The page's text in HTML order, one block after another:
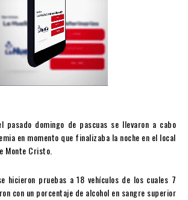
pasado domingo de pascuas se llevaron a cabo
en momento que finalizaba la noche en el local
Monte Cristo.
hicieron pruebas a 18 vehículos de los cuales 7
con un porcentaje de alcohol en sangre superior